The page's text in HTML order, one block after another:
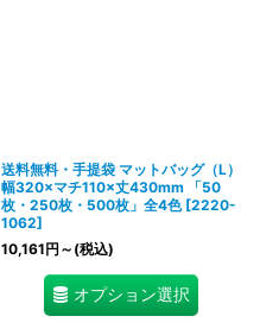
送料無料・手提袋 マットバッグ（L）
幅320×マチ110×丈430mm 「50
枚・250枚・500枚」全4色 [2220-
1062]
10,161円 ～ (税込)
オプション選択